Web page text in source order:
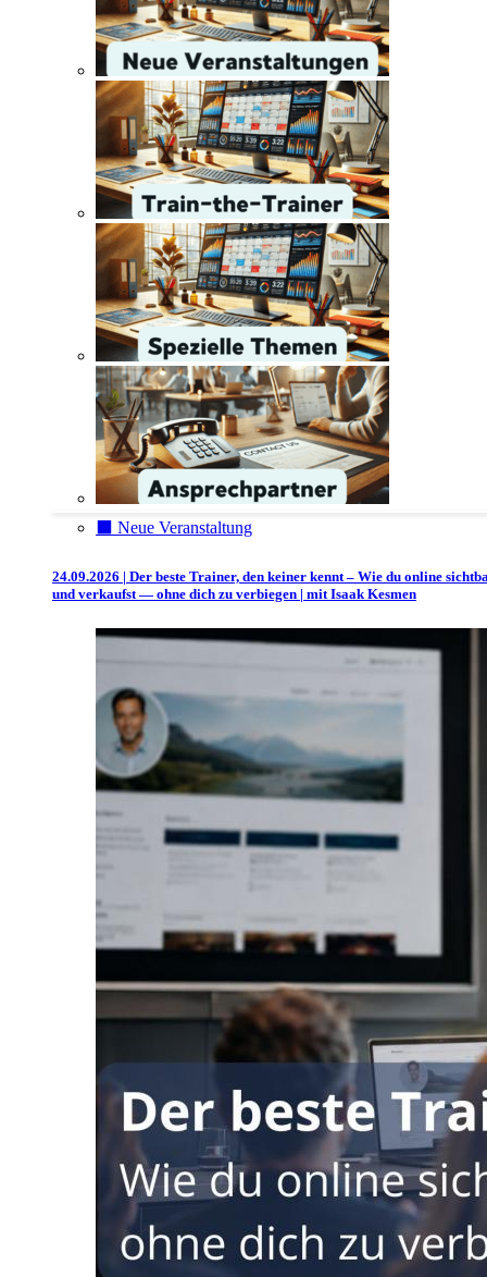
⬛️ Neue Veranstaltung
24.09.2026 | Der beste Trainer, den keiner kennt – Wie du online
und verkaufst — ohne dich zu verbiegen | mit Isaak Kesmen